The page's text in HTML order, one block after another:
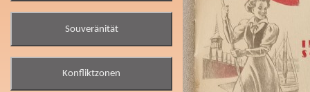
Souveränität
Konfliktzonen